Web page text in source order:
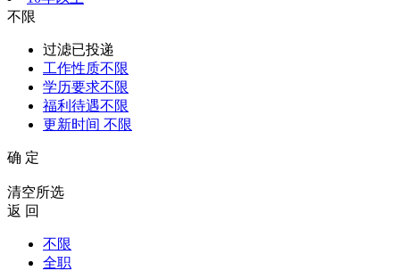
不限
过滤已投递
工作性质不限
学历要求不限
福利待遇不限
更新时间 不限
确 定
清空所选
返 回
不限
全职